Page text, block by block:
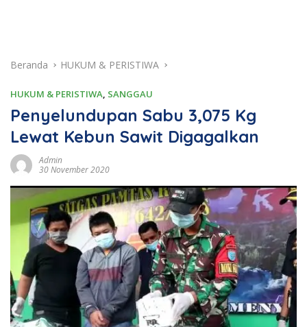
Beranda HUKUM & PERISTIWA
HUKUM & PERISTIWA, SANGGAU
Penyelundupan Sabu 3,075 Kg
Lewat Kebun Sawit Digagalkan
Admin
30 November 2020